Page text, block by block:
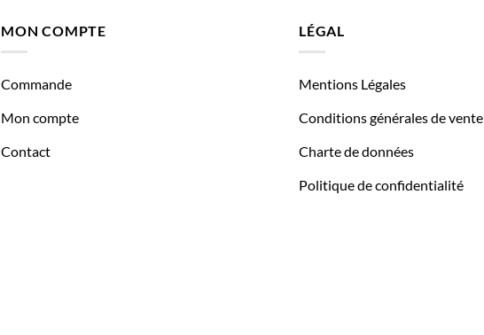
MON COMPTE
Commande
Mon compte
Contact
LÉGAL
Mentions Légales
Conditions générales de vente
Charte de données
Politique de confidentialité